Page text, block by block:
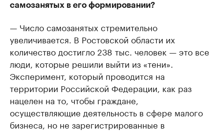
самозанятых в его формировании?
— Число самозанятых стремительно
увеличивается. В Ростовской области их
количество достигло 238 тыс. человек — это все
люди, которые решили выйти из «тени».
Эксперимент, который проводится на
территории Российской Федерации, как раз
нацелен на то, чтобы граждане,
осуществляющие деятельность в сфере малого
бизнеса, но не зарегистрированные в